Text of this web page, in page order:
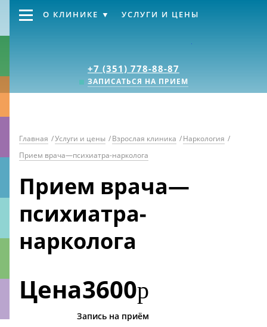
+7 (351) 778-88-87
ЗАПИСАТЬСЯ НА ПРИЕМ
О КЛИНИКЕ УСЛУГИ И ЦЕНЫ
Главная /Услуги и цены /Взрослая клиника /Наркология /
Прием врача—психиатра-нарколога
Прием врача—
психиатра-
нарколога
Цена3600р
Запись на приём